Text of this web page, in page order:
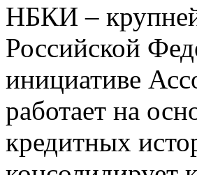
НБКИ –
Российской
инициативе
работает на
кредитных